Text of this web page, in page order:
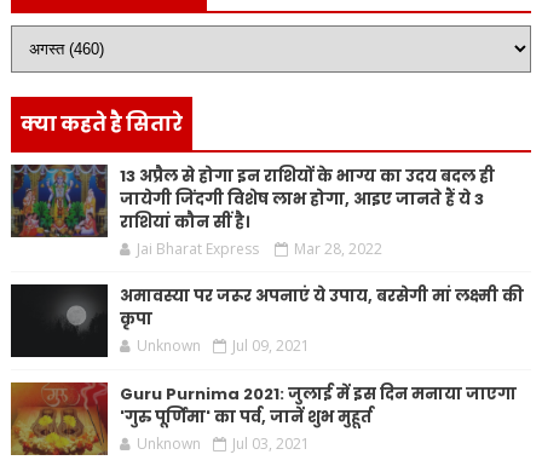
क्या कहते है सितारे
13 अप्रैल से होगा इन राशियों के भाग्य का उदय बदल ही
जायेगी जिंदगी विशेष लाभ होगा, आइए जानते हैं ये 3
राशियां कौन सीं है।
Jai Bharat Express Mar 28, 2022
अमावस्या पर जरूर अपनाएं ये उपाय, बरसेगी मां लक्ष्मी की
कृपा
Unknown Jul 09, 2021
Guru Purnima 2021: जुलाई में इस दिन मनाया जाएगा
'गुरु पूर्णिमा' का पर्व, जानें शुभ मुहूर्त
Unknown Jul 03, 2021